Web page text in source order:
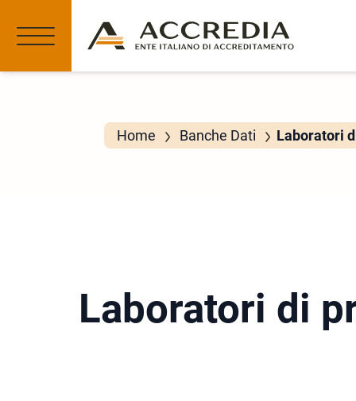
Home Banche Dati Laboratori
Laboratori di